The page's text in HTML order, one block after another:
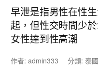
早泄是指男性在性
起，但性交時間少
女性達到性高潮
作者:admin333 分類: 泰